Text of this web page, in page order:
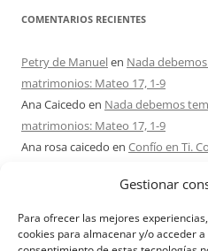
Gestionar
Para ofrecer las mejores
cookies para almacenar y/o acceder
COMENTARIOS RECIENTES
Petry de Manuelen Nada
matrimonios: Mateo 17, 1-9
Ana Caicedo en Nada debemos
matrimonios: Mateo 17, 1-9
Ana rosa caicedo en Confío en Ti.
en¿Ser o hacer?
Mateo 15, 1-2. 10-14
Maria Asuncion Herrero Mendez